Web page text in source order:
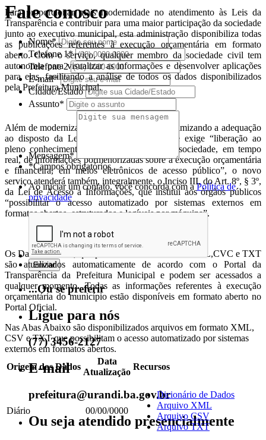
Fale conosco
Nome*
Telefone 1*
Telefone 2
E-mail*
Cidade/Estado
Assunto*
Mensagem*
*Campos obrigatórios
Ao iniciar um contato, você concorda com aPolítica de
privacidade
...Ou se preferir
Ligue para nós
(77) 3456-2127
E-mail
prefeitura@urandi.ba.gov.br
Ou seja atendido presencialmente
Para proporcionar mais modernidade no atendimento às Leis da
Transparência e contribuir para uma maior participação da sociedade
junto ao executivo municipal, esta administração disponibiliza todas
as publicações referentes à execução orçamentária em formato
aberto. Com o serviço, qualquer membro da sociedade civil tem
autonomia para visualizar as informações e desenvolver aplicações
para elas, facilitando a análise de todos os dados disponibilizados
pela Prefeitura Municipal.
Além de modernizar o Portal da Prefeitura, otimizando a adequação
ao disposto da Lei Complementar 131, que exige “liberação ao
pleno conhecimento e acompanhamento da sociedade, em tempo
real, de informações pormenorizadas sobre a execução orçamentária
e financeira, em meios eletrônicos de acesso público”, o novo
serviço atenderá também, integralmente, o Inciso III, do Art. 8º, § 3º,
da Lei de Acesso a Informações, que institui aos órgãos públicos
“possibilitar o acesso automatizado por sistemas externos em
formatos abertos, estruturados e legíveis por máquina”.
Os Dados Abertos, que podem ser acessados em XML,CVC e TXT
são atualizados automaticamente de acordo com o Portal da
Transparência da Prefeitura Municipal e podem ser acessados a
qualquer momento. Todas as informações referentes à execução
orçamentária do município estão disponíveis em formato aberto no
Portal Oficial.
Nas Abas Abaixo são disponibilizados arquivos em formato XML,
CSV e TXT que possibilitam o acesso automatizado por sistemas
externos em formatos abertos.
Origem dos Dados
Data
Atualização
Recursos
Diário 00/00/0000
Dicionário de Dados
Arquivo XML
Arquivo CSV
Arquivo TXT